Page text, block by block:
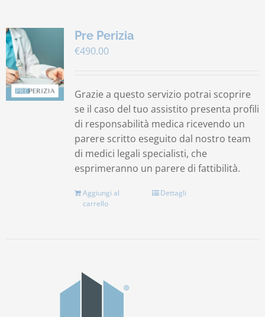
Pre Perizia
€490.00
Grazie a questo servizio potrai scoprire
se il caso del tuo assistito presenta profili
di responsabilità medica ricevendo un
parere scritto eseguito dal nostro team
di medici legali specialisti, che
esprimeranno un parere di fattibilità.
Aggiungi al
carrello
Dettagli